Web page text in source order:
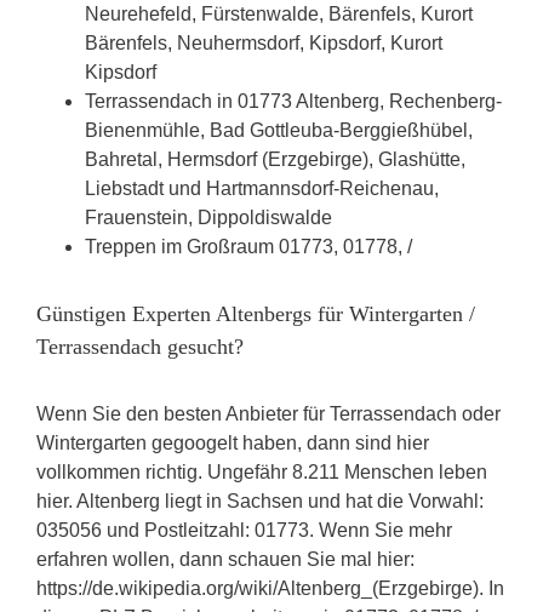
Neurehefeld, Fürstenwalde, Bärenfels, Kurort
Bärenfels, Neuhermsdorf, Kipsdorf, Kurort
Kipsdorf
Terrassendach in 01773 Altenberg, Rechenberg-
Bienenmühle, Bad Gottleuba-Berggießhübel,
Bahretal, Hermsdorf (Erzgebirge), Glashütte,
Liebstadt und Hartmannsdorf-Reichenau,
Frauenstein, Dippoldiswalde
Treppen im Großraum 01773, 01778, /
Günstigen Experten Altenbergs für Wintergarten /
Terrassendach gesucht?
Wenn Sie den besten Anbieter für Terrassendach oder
Wintergarten gegoogelt haben, dann sind hier
vollkommen richtig. Ungefähr 8.211 Menschen leben
hier. Altenberg liegt in Sachsen und hat die Vorwahl:
035056 und Postleitzahl: 01773. Wenn Sie mehr
erfahren wollen, dann schauen Sie mal hier:
https://de.wikipedia.org/wiki/Altenberg_(Erzgebirge). In